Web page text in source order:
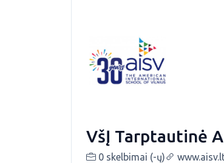
VšĮ Tarptautinė
0 skelbimai (-ų)